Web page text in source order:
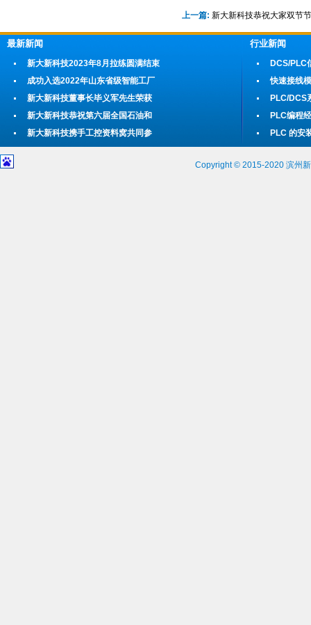
上一篇: 新大新科技恭祝大家双节
最新新闻
新大新科技2023年8月拉练圆满结束
成功入选2022年山东省级智能工厂
新大新科技董事长毕义军先生荣获
新大新科技恭祝第六届全国石油和
新大新科技携手工控资料窝共同参
行业新闻
DCS/PLC
快速接线
PLC/DCS
PLC编程
PLC 的安
Copyright © 2015-2020 滨州